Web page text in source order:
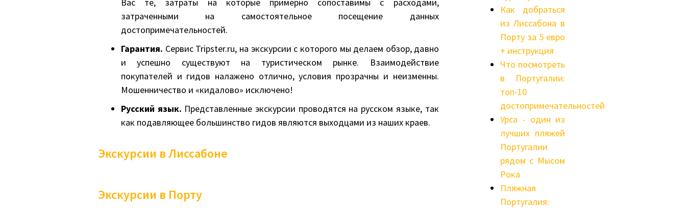
затраченными на самостоятельное посещение данных
достопримечательностей.
Гарантия. Сервис Tripster.ru, на экскурсии с которого мы делаем обзор, давно
и успешно существуют на туристическом рынке. Взаимодействие
покупателей и гидов налажено отлично, условия прозрачны и неизменны.
Мошенничество и «кидалово» исключено!
Русский язык. Представленные экскурсии проводятся на русском языке, так
как подавляющее большинство гидов являются выходцами из наших краев.
Экскурсии в Лиссабоне
Экскурсии в Порту
Как добраться
из Лиссабона в
Порту за 5 евро
+ инструкция
Что посмотреть
в Португалии:
топ-10
достопримечательностей
Урса - один из
лучших пляжей
Португалии
рядом с Мысом
Рока
Пляжная
Португалия: